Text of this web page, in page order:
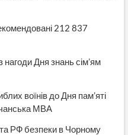
212 837
Дня знань сім’ям
воїнів до Дня пам’яті
МВА
РФ безпеки в Чорному